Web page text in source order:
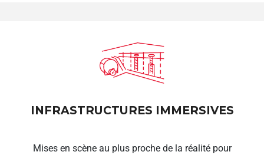
INFRASTRUCTURES IMMERSIVES
Mises en scène au plus proche de la réalité pour